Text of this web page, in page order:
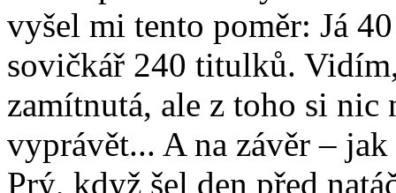
vyšel mi tento poměr: Já
sovičkář 240 titulků.
zamítnutá, ale z toho si
vyprávět... A na závěr –
Prý, když šel den před